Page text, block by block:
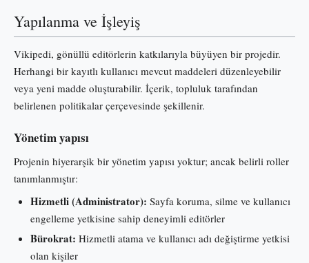
Yapılanma ve İşleyiş
Vikipedi, gönüllü editörlerin katkılarıyla büyüyen bir projedir.
Herhangi bir kayıtlı kullanıcı mevcut maddeleri düzenleyebilir
veya yeni madde oluşturabilir. İçerik, topluluk tarafından
belirlenen politikalar çerçevesinde şekillenir.
Yönetim yapısı
Projenin hiyerarşik bir yönetim yapısı yoktur; ancak belirli roller
tanımlanmıştır:
Hizmetli (Administrator): Sayfa koruma, silme ve kullanıcı
engelleme yetkisine sahip deneyimli editörler
Bürokrat: Hizmetli atama ve kullanıcı adı değiştirme yetkisi
olan kişiler